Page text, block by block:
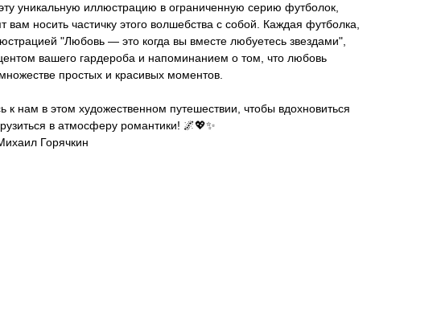
уникальную иллюстрацию в ограниченную серию футболок,
вам носить частичку этого волшебства с собой. Каждая футболка,
"Любовь — это когда вы вместе любуетесь звездами",
вашего гардероба и напоминанием о том, что любовь
простых и красивых моментов.
к нам в этом художественном путешествии, чтобы вдохновиться
в атмосферу романтики! 🌌💖✨
Горячкин